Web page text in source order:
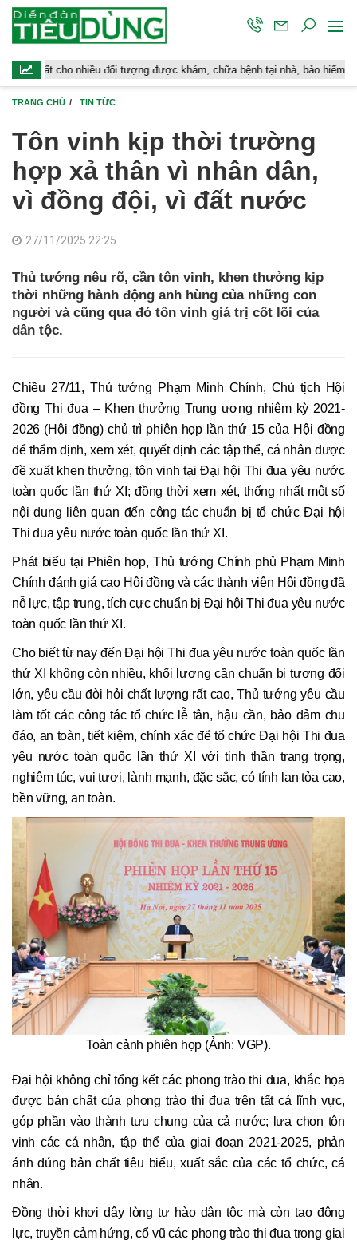
nhiều đối tượng được khám, chữa bệnh tại nhà, bảo hiểm y tế chi trả
TRANG CHỦ TIN TỨC
Tôn vinh kịp thời trường
hợp xả thân vì nhân dân,
vì đồng đội, vì đất nước
27/11/2025 22:25
Thủ tướng nêu rõ, cần tôn vinh, khen thưởng kịp
thời những hành động anh hùng của những con
người và cũng qua đó tôn vinh giá trị cốt lõi của
dân tộc.
Chiều 27/11, Thủ tướng Phạm Minh Chính, Chủ tịch Hội
đồng Thi đua – Khen thưởng Trung ương nhiệm kỳ 2021-
2026 (Hội đồng) chủ trì phiên họp lần thứ 15 của Hội đồng
để thẩm định, xem xét, quyết định các tập thể, cá nhân được
đề xuất khen thưởng, tôn vinh tại Đại hội Thi đua yêu nước
toàn quốc lần thứ XI; đồng thời xem xét, thống nhất một số
nội dung liên quan đến công tác chuẩn bị tổ chức Đại hội
Thi đua yêu nước toàn quốc lần thứ XI.
Phát biểu tại Phiên họp, Thủ tướng Chính phủ Phạm Minh
Chính đánh giá cao Hội đồng và các thành viên Hội đồng đã
nỗ lực, tập trung, tích cực chuẩn bị Đại hội Thi đua yêu nước
toàn quốc lần thứ XI.
Cho biết từ nay đến Đại hội Thi đua yêu nước toàn quốc lần
thứ XI không còn nhiều, khối lượng cần chuẩn bị tương đối
lớn, yêu cầu đòi hỏi chất lượng rất cao, Thủ tướng yêu cầu
làm tốt các công tác tổ chức lễ tân, hậu cần, bảo đảm chu
đáo, an toàn, tiết kiệm, chính xác để tổ chức Đại hội Thi đua
yêu nước toàn quốc lần thứ XI với tinh thần trang trọng,
nghiêm túc, vui tươi, lành mạnh, đặc sắc, có tính lan tỏa cao,
bền vững, an toàn.
Toàn cảnh phiên họp (Ảnh: VGP).
Đại hội không chỉ tổng kết các phong trào thi đua, khắc họa
được bản chất của phong trào thi đua trên tất cả lĩnh vực,
góp phần vào thành tựu chung của cả nước; lựa chọn tôn
vinh các cá nhân, tập thể của giai đoạn 2021-2025, phản
ánh đúng bản chất tiêu biểu, xuất sắc của các tổ chức, cá
nhân.
Đồng thời khơi dậy lòng tự hào dân tộc mà còn tạo động
lực, truyền cảm hứng, cổ vũ các phong trào thi đua trong giai